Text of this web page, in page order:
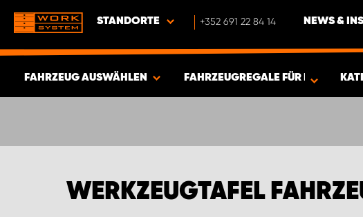
STANDORTE +352 691 22 84 14 NEWS &
FAHRZEUG AUSWÄHLEN FAHRZEUGREGALE FÜR FIAT
WERKZEUGTAFEL